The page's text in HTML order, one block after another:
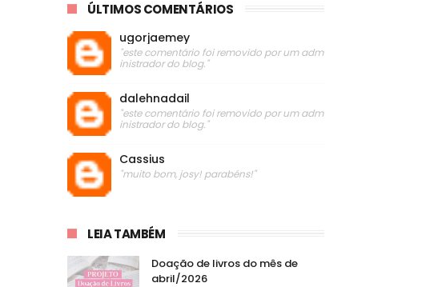
ÚLTIMOS COMENTÁRIOS
ugorjaemey
"este comentário foi removido por um adm
inistrador do blog."
dalehnadail
"este comentário foi removido por um adm
inistrador do blog."
Cassius
"muito bom, josy! parabéns!"
LEIA TAMBÉM
Doação de livros do mês de
abril/2026